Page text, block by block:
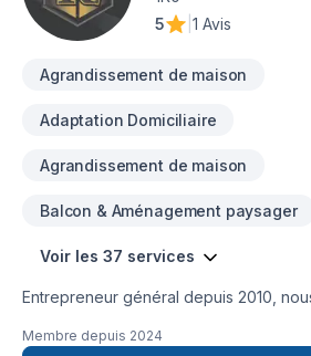
5
1 Avis
Agrandissement de maison
Adaptation Domiciliaire
Agrandissement de maison
Balcon & Aménagement paysager
Voir les 37 services
Entrepreneur général depuis 2010,
agrandissement, rénovation de tous
Membre depuis 2024